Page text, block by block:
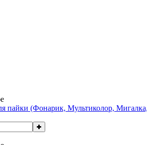
пайки (Фонарик, Мультиколор,